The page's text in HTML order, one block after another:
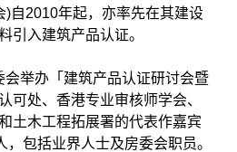
)自2010年起，亦率先在其建设
引入建筑产品认证。
举办「建筑产品认证研讨会暨
可处、香港专业审核师学会、
土木工程拓展署的代表作嘉宾
包括业界人士及房委会职员。